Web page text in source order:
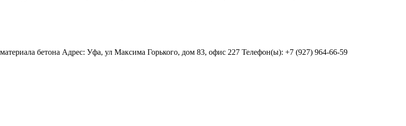
бетона Адрес: Уфа, ул Максима Горького, дом 83, офис 227 Телефон(ы): +7 (927) 964-66-59